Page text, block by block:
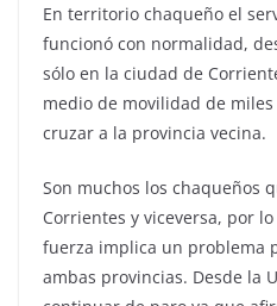
En territorio chaqueño el
funcionó con normalidad,
sólo en la ciudad de
medio de movilidad de
cruzar a la provincia vecina.
Son muchos los chaqueños
Corrientes y viceversa, por
fuerza implica un problema
ambas provincias. Desde la